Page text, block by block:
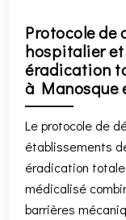
Protocole de
hospitalier et
éradication
à Manosque
Le protocole de
établissements
éradication
médicalisé
barrières